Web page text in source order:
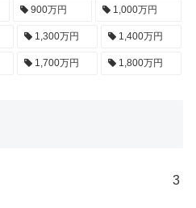
900万円 1,000万円
1,300万円 1,400万円
1,700万円 1,800万円
3